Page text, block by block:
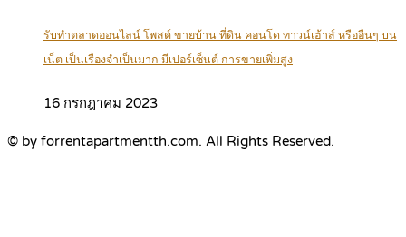
รับทำตลาดออนไลน์ โพสต์ ขายบ้าน ที่ดิน คอนโด ทาวน์เฮ้าส์ หรืออื่นๆ บน
เน็ต เป็นเรื่องจำเป็นมาก มีเปอร์เซ็นต์ การขายเพิ่มสูง
16 กรกฎาคม 2023
© by forrentapartmentth.com. All Rights Reserved.